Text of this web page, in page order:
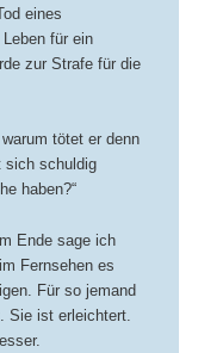
eines
für ein
zur Strafe für die
tötet er denn
sich schuldig
haben?“
Ende sage ich
Fernsehen es
Für so jemand
Sie ist erleichtert.